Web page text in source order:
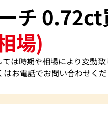
チ 0.72ct
場)
は時期や相場により変動致
お電話でお問い合わせくだ